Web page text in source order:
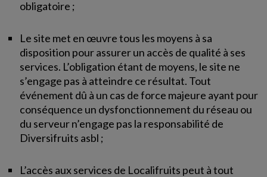
obligatoire ;
Le site met en œuvre tous les moyens à sa
disposition pour assurer un accès de qualité à ses
services. L’obligation étant de moyens, le site ne
s’engage pas à atteindre ce résultat. Tout
événement dû à un cas de force majeure ayant pour
conséquence un dysfonctionnement du réseau ou
du serveur n’engage pas la responsabilité de
Diversifruits asbl ;
L’accès aux services de Localifruits peut à tout